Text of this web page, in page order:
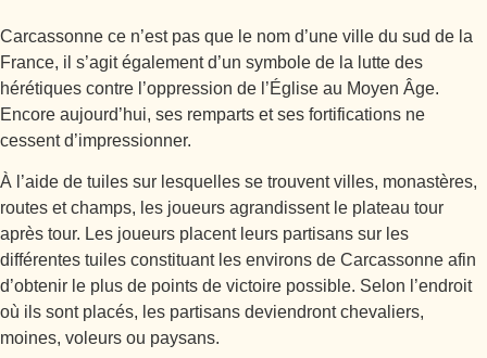
Carcassonne ce n’est pas que le nom d’une ville du sud de la
France, il s’agit également d’un symbole de la lutte des
hérétiques contre l’oppression de l’Église au Moyen Âge.
Encore aujourd’hui, ses remparts et ses fortifications ne
cessent d’impressionner.
À l’aide de tuiles sur lesquelles se trouvent villes, monastères,
routes et champs, les joueurs agrandissent le plateau tour
après tour. Les joueurs placent leurs partisans sur les
différentes tuiles constituant les environs de Carcassonne afin
d’obtenir le plus de points de victoire possible. Selon l’endroit
où ils sont placés, les partisans deviendront chevaliers,
moines, voleurs ou paysans.